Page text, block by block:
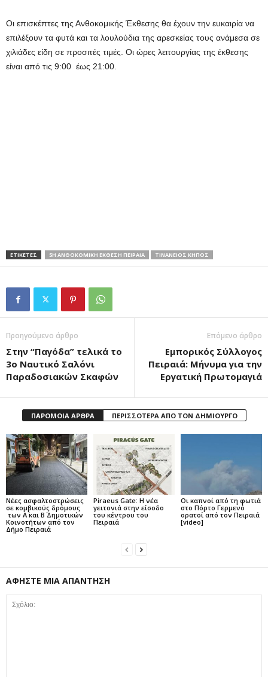
Οι επισκέπτες της Ανθοκομικής Έκθεσης θα έχουν την ευκαιρία να
επιλέξουν τα φυτά και τα λουλούδια της αρεσκείας τους ανάμεσα σε
χιλιάδες είδη σε προσιτές τιμές. Οι ώρες λειτουργίας της έκθεσης
είναι από τις 9:00 έως 21:00.
ΕΤΙΚΕΤΕΣ 5Η ΑΝΘΟΚΟΜΙΚΗ ΕΚΘΕΣΗ ΠΕΙΡΑΙΑ ΤΙΝΑΝΕΙΟΣ ΚΗΠΟΣ
Προηγούμενο άρθρο
Στην “Παγόδα” τελικά το
3ο Ναυτικό Σαλόνι
Παραδοσιακών Σκαφών
Επόμενο άρθρο
Εμπορικός Σύλλογος
Πειραιά: Μήνυμα για την
Εργατική Πρωτομαγιά
ΠΑΡΟΜΟΙΑ ΑΡΘΡΑ ΠΕΡΙΣΣΟΤΕΡΑ ΑΠΟ ΤΟΝ ΔΗΜΙΟΥΡΓΟ
Νέες ασφαλτοστρώσεις
σε κομβικούς δρόμους
των Α΄ και Β΄ Δημοτικών
Κοινοτήτων από τον
Δήμο Πειραιά
Piraeus Gate: Η νέα
γειτονιά στην είσοδο
του κέντρου του
Πειραιά
Οι καπνοί από τη φωτιά
στο Πόρτο Γερμενό
ορατοί από τον Πειραιά
[video]
ΑΦΗΣΤΕ ΜΙΑ ΑΠΑΝΤΗΣΗ